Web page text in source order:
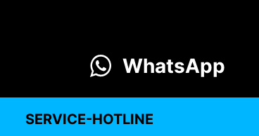
WhatsApp
SERVICE-HOTLINE